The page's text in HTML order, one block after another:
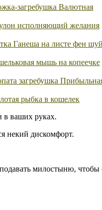
загребушка Валютная
исполняющий желания
Ганеша на листе фен
мышь на копеечке
загребушка
рыбка в кошелек
в ваших руках.
некий дискомфорт.
милостыню,